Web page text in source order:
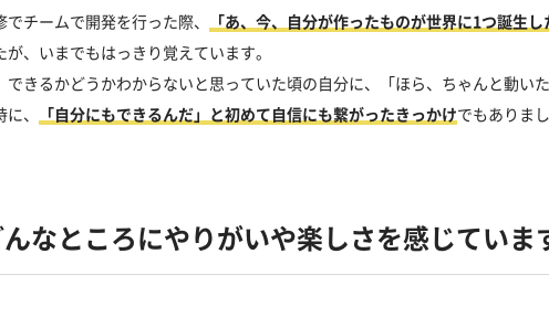
チームで開発を行った際、 「あ、今、自分が作ったものが世界に1つ誕生
が、いまでもはっきり覚えています。
できるかどうかわからないと思っていた頃の自分に、「ほら、ちゃんと動い
、
「自分にもできるんだ」と初めて自信にも繋がったきっかけでもありまし
なところにやりがいや楽しさを感じていま